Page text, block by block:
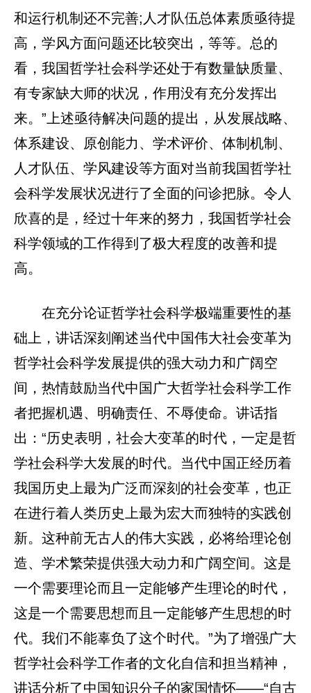
和运行机制还不完善;人才队伍总体素质亟待提
高，学风方面问题还比较突出，等等。总的
看，我国哲学社会科学还处于有数量缺质量、
有专家缺大师的状况，作用没有充分发挥出
来。”上述亟待解决问题的提出，从发展战略、
体系建设、原创能力、学术评价、体制机制、
人才队伍、学风建设等方面对当前我国哲学社
会科学发展状况进行了全面的问诊把脉。令人
欣喜的是，经过十年来的努力，我国哲学社会
科学领域的工作得到了极大程度的改善和提
高。
在充分论证哲学社会科学极端重要性的基
础上，讲话深刻阐述当代中国伟大社会变革为
哲学社会科学发展提供的强大动力和广阔空
间，热情鼓励当代中国广大哲学社会科学工作
者把握机遇、明确责任、不辱使命。讲话指
出：“历史表明，社会大变革的时代，一定是哲
学社会科学大发展的时代。当代中国正经历着
我国历史上最为广泛而深刻的社会变革，也正
在进行着人类历史上最为宏大而独特的实践创
新。这种前无古人的伟大实践，必将给理论创
造、学术繁荣提供强大动力和广阔空间。这是
一个需要理论而且一定能够产生理论的时代，
这是一个需要思想而且一定能够产生思想的时
代。我们不能辜负了这个时代。”为了增强广大
哲学社会科学工作者的文化自信和担当精神，
讲话分析了中国知识分子的家国情怀——“自古